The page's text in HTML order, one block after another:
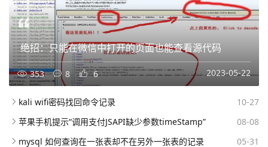
绝招：只能在微信中打开的页面也能查看源代码
353 8 6 2023-05-22
kali wifi密码找回命令记录
10-27
苹果手机提示“调用支付JSAPI缺少参数timeStamp”
08-08
mysql 如何查询在一张表却不在另外一张表的记录
05-31